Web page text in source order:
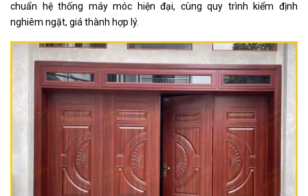
chuẩn hệ thống máy móc hiện đại, cùng quy trình kiểm định
nghiêm ngặt, giá thành hợp lý.